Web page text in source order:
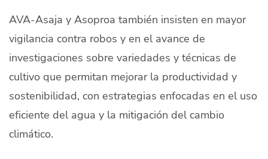
AVA-Asaja y Asoproa también insisten en mayor
vigilancia contra robos y en el avance de
investigaciones sobre variedades y técnicas de
cultivo que permitan mejorar la productividad y
sostenibilidad, con estrategias enfocadas en el uso
eficiente del agua y la mitigación del cambio
climático.